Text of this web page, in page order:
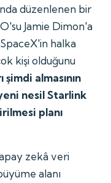
düzenlenen bir
Jamie Dimon'a
SpaceX'in halka
kişi olduğunu
almasının
nesil Starlink
planı
zekâ veri
alanı